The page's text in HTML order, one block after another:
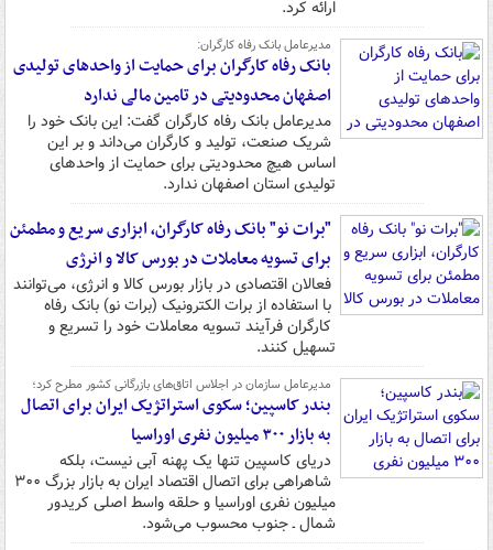
ارائه کرد.
مدیرعامل بانک رفاه کارگران:
بانک رفاه کارگران برای حمایت از واحدهای تولیدی
اصفهان محدودیتی در تامین مالی ندارد
مدیرعامل بانک رفاه کارگران گفت: این بانک خود را
شریک صنعت، تولید و کارگران می‌داند و بر این
اساس هیچ محدودیتی برای حمایت از واحدهای
تولیدی استان اصفهان ندارد.
"برات نو" بانک رفاه کارگران، ابزاری سریع و مطمئن
برای تسویه معاملات در بورس کالا و انرژی
فعالان اقتصادی در بازار بورس کالا و انرژی، می‌توانند
با استفاده از برات الکترونیک (برات نو) بانک رفاه
کارگران فرآیند تسویه معاملات خود را تسریع و
تسهیل کنند.
مدیرعامل سازمان در اجلاس اتاق‌های بازرگانی کشور مطرح کرد؛
بندر کاسپین؛ سکوی استراتژیک ایران برای اتصال
به بازار ۳۰۰ میلیون نفری اوراسیا
دریای کاسپین تنها یک پهنه آبی نیست، بلکه
شاهراهی برای اتصال اقتصاد ایران به بازار بزرگ ۳۰۰
میلیون نفری اوراسیا و حلقه واسط اصلی کریدور
شمال ـ جنوب محسوب می‌شود.